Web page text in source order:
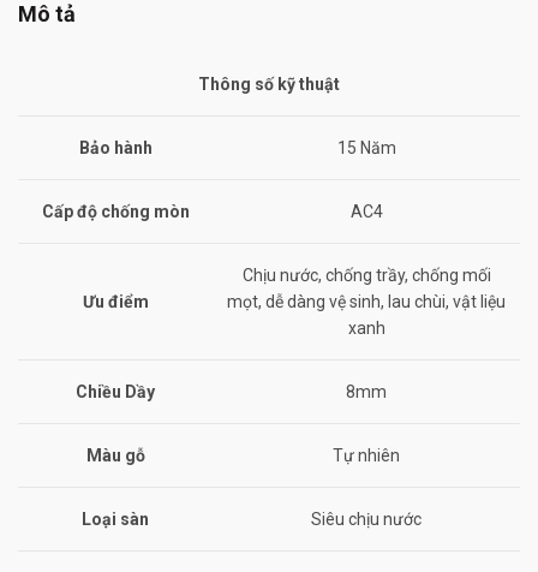
Mô tả
Thông số kỹ thuật
Bảo hành 15 Năm
Cấp độ chống mòn AC4
Ưu điểm
Chịu nước, chống trầy, chống mối
mọt, dễ dàng vệ sinh, lau chùi, vật liệu
xanh
Chiều Dầy 8mm
Màu gỗ Tự nhiên
Loại sàn Siêu chịu nước